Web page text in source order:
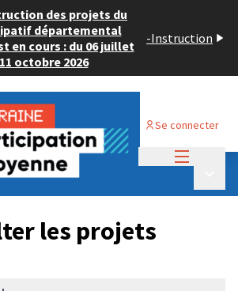
des projets du
départemental
en cours : du 06 juillet
octobre 2026
-Instruction
Se connecter
2024
déposés
les projets